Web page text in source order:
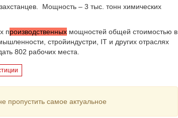
Мощность – 3 тыс. тонн химических
производственных мощностей общей стоимостью в
стройиндустри, IT и других отраслях
802 рабочих места.
пропустить самое актуальное